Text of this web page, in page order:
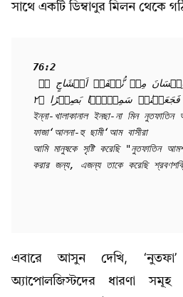
সাথে একটি ডিম্বাণুর মিলন থেকে
76:2
نَّبۡتَلِیۡہِ فَجَعَلۡنٰہُ سَمِیۡعًۢا بَصِیۡرًا ﴿۲﴾
ইন্না-খালাকানাল ইনছা-না মিন নুতফাতিন
ফাজা‘আলনা-হু ছামী‘আম বাসীরা
আমি মানুষকে সৃষ্টি করেছি "নুতফাতিন
করার জন্য, এজন্য তাকে করেছি
এবারে আসুন দেখি,
অ্যাপোলজিস্টদের ধারণা